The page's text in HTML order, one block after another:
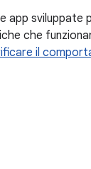
app sviluppate
che
il